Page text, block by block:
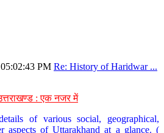
PM Re: History of Haridwar ...
: एक नजर में
of various social, geographical,
aspects of Uttarakhand at a glance. (